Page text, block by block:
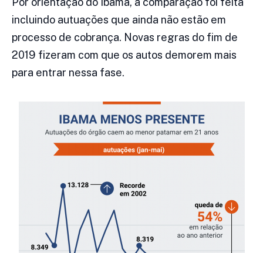
incluindo autuações que ainda não estão em
processo de cobrança. Novas regras do fim de
2019 fizeram com que os autos demorem mais
para entrar nessa fase.